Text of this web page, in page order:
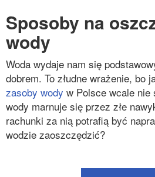
Sposoby na
wody
Woda wydaje nam się
dobrem. To złudne wrażenie, bo
zasoby wody w Polsce wcale nie
wody marnuje się przez złe
rachunki za nią potrafią być
wodzie zaoszczędzić?